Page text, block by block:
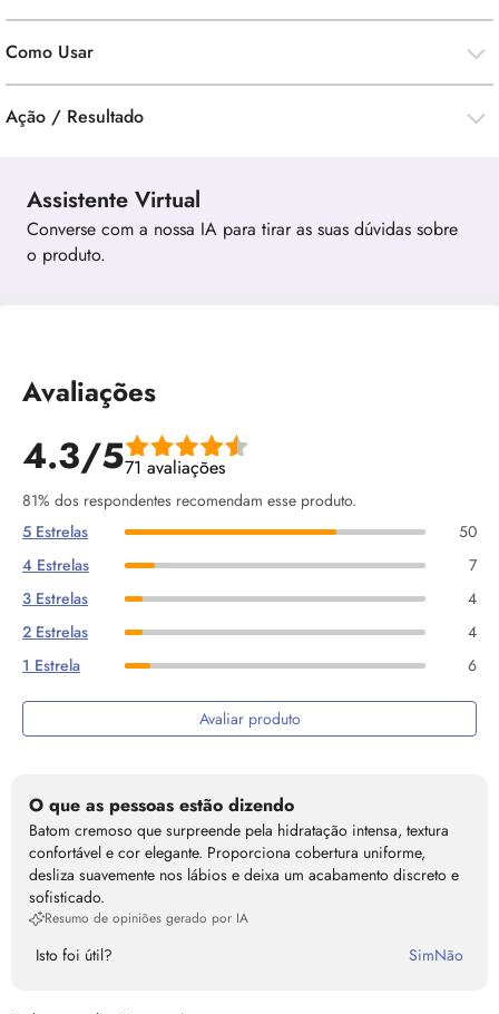
Como Usar
Ação / Resultado
Assistente Virtual
Converse com a nossa IA para tirar as suas dúvidas sobre
o produto.
Avaliações
4.3/571 avaliações
81% dos respondentes recomendam esse produto.
5 Estrelas
50
4 Estrelas
7
3 Estrelas
4
2 Estrelas
4
1 Estrela
6
Avaliar produto
O que as pessoas estão dizendo
Batom cremoso que surpreende pela hidratação intensa, textura
confortável e cor elegante. Proporciona cobertura uniforme,
desliza suavemente nos lábios e deixa um acabamento discreto e
sofisticado.
Resumo de opiniões gerado por IA
Isto foi útil? SimNão